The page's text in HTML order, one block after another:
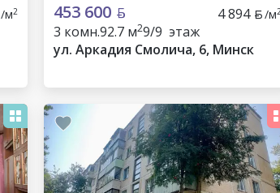
/м2 453 600 4 894 /м
3 комн.92.7 м29/9 этаж
ул. Аркадия Смолича, 6, Минск